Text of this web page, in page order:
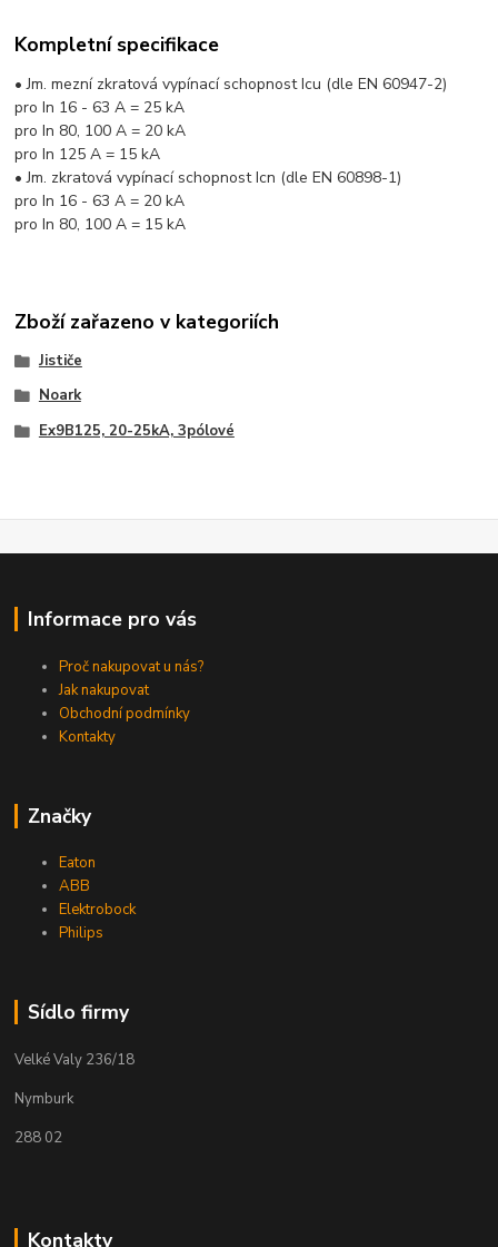
Kompletní specifikace
• Jm. mezní zkratová vypínací schopnost Icu (dle EN 60947-2)
pro In 16 - 63 A = 25 kA
pro In 80, 100 A = 20 kA
pro In 125 A = 15 kA
• Jm. zkratová vypínací schopnost Icn (dle EN 60898-1)
pro In 16 - 63 A = 20 kA
pro In 80, 100 A = 15 kA
Zboží zařazeno v kategoriích
Jističe
Noark
Ex9B125, 20-25kA, 3pólové
Informace pro vás
Proč nakupovat u nás?
Jak nakupovat
Obchodní podmínky
Kontakty
Značky
Eaton
ABB
Elektrobock
Philips
Sídlo firmy
Velké Valy 236/18
Nymburk
288 02
Kontakty